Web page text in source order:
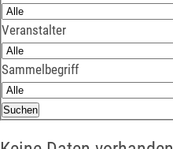
Veranstalter
Sammelbegriff